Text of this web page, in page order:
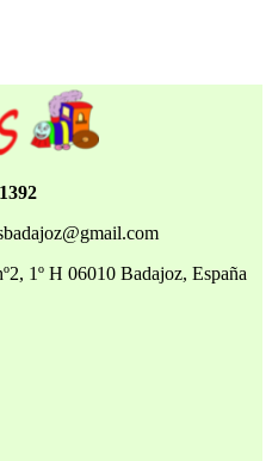
1º H 06010 Badajoz, España